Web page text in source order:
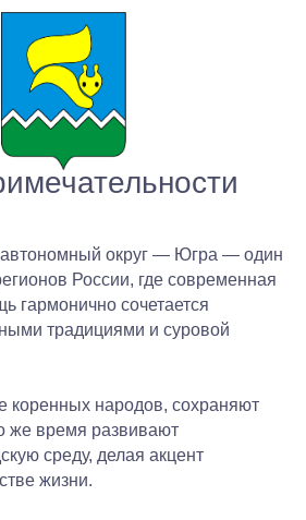
округ — Югра — один
России, где современная
гармонично сочетается
традициями и суровой
коренных народов, сохраняют
же время развивают
среду, делая акцент
жизни.